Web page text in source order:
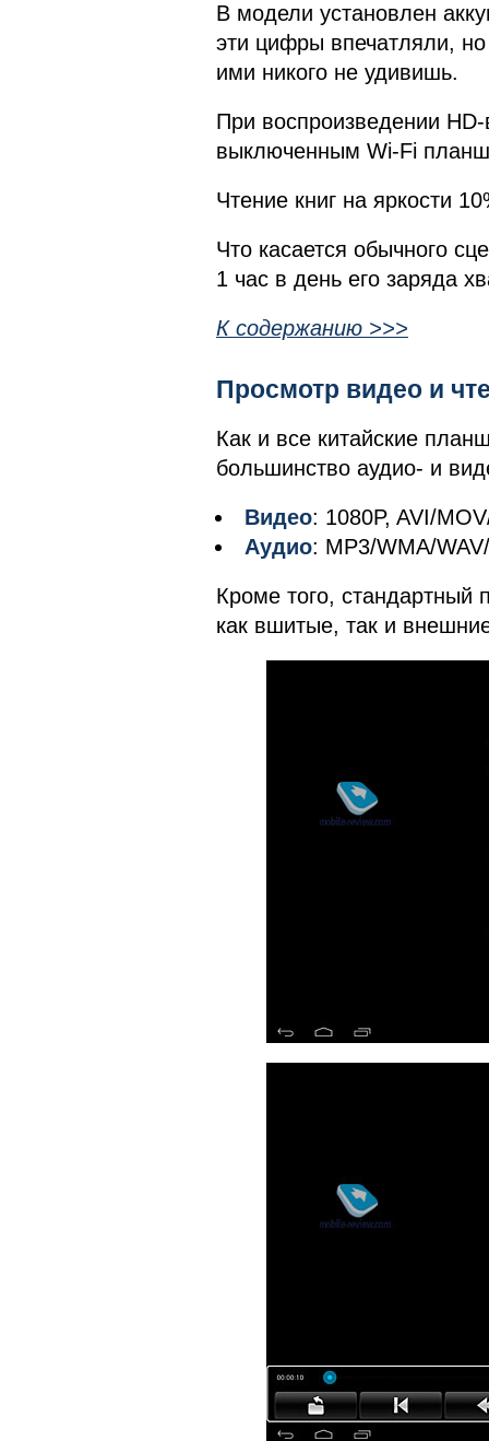
В модели установлен
эти цифры впечатляли,
ими никого не удивишь.
При воспроизведении
выключенным Wi-Fi
Чтение книг на яркости
Что касается обычного
1 час в день его заряда
К содержанию >>>
Просмотр видео и
Как и все китайские
большинство аудио- и
Видео: 1080P, AVI/
Аудио: MP3/WMA/
Кроме того, стандартный
как вшитые, так и